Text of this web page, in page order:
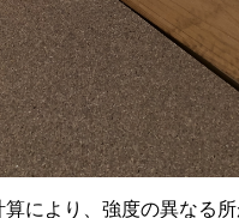
算により、強度の異なる